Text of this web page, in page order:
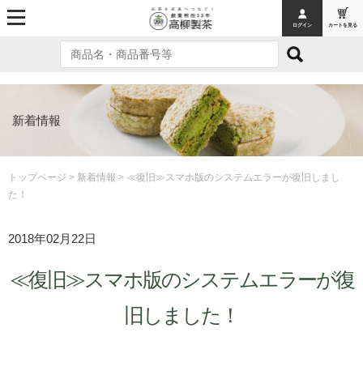
ログイン カートを見る
トップページ
オンラインショッピング
お茶
お茶ギフト
ティーバッグ
お菓子
新着情報
トップページ > 新着情報 > ≪復旧≫スマホ版のシステムエラーが復旧しまし
た！
2018年02月22日
≪復旧≫スマホ版のシステムエラーが復
旧しました！